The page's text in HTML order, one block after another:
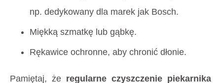
np. dedykowany dla marek jak Bosch.
Miękką szmatkę lub gąbkę.
Rękawice ochronne, aby chronić dłonie.
Pamiętaj, że regularne czyszczenie piekarnika